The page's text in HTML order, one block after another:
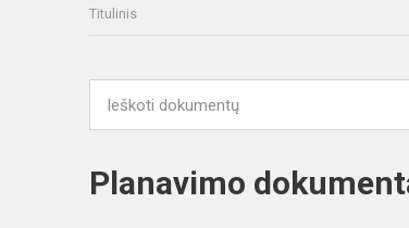
Titulinis
Planavimo